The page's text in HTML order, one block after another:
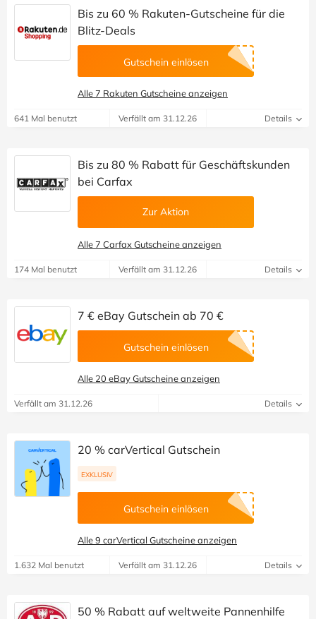
Bis zu 60 % Rakuten-Gutscheine für die
Blitz-Deals
Gutschein einlösen
Alle 7 Rakuten Gutscheine anzeigen
641 Mal benutzt Verfällt am 31.12.26 Details
Bis zu 80 % Rabatt für Geschäftskunden
bei Carfax
Zur Aktion
Alle 7 Carfax Gutscheine anzeigen
174 Mal benutzt Verfällt am 31.12.26 Details
7 € eBay Gutschein ab 70 €
Gutschein einlösen
Alle 20 eBay Gutscheine anzeigen
Verfällt am 31.12.26 Details
20 % carVertical Gutschein
EXKLUSIV
Gutschein einlösen
Alle 9 carVertical Gutscheine anzeigen
1.632 Mal benutzt Verfällt am 31.12.26 Details
50 % Rabatt auf weltweite Pannenhilfe